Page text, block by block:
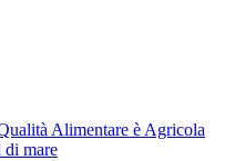
Alimentare è Agricola
mare